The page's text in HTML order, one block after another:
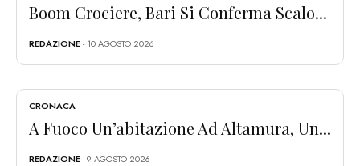
Boom Crociere, Bari Si Conferma Scalo...
REDAZIONE- 10 AGOSTO 2026
CRONACA
A Fuoco Un’abitazione Ad Altamura, Un...
REDAZIONE- 9 AGOSTO 2026